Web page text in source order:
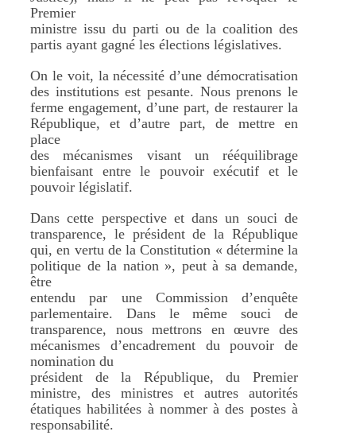
Premier
ministre issu du parti ou de la coalition des
partis ayant gagné les élections législatives.
On le voit, la nécessité d’une démocratisation
des institutions est pesante. Nous prenons le
ferme engagement, d’une part, de restaurer la
République, et d’autre part, de mettre en
place
des mécanismes visant un rééquilibrage
bienfaisant entre le pouvoir exécutif et le
pouvoir législatif.
Dans cette perspective et dans un souci de
transparence, le président de la République
qui, en vertu de la Constitution « détermine la
politique de la nation », peut à sa demande,
être
entendu par une Commission d’enquête
parlementaire. Dans le même souci de
transparence, nous mettrons en œuvre des
mécanismes d’encadrement du pouvoir de
nomination du
président de la République, du Premier
ministre, des ministres et autres autorités
étatiques habilitées à nommer à des postes à
responsabilité.